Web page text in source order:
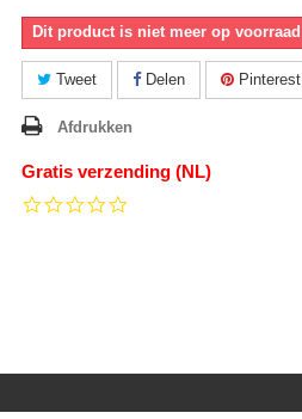
Dit product is niet meer op voorraad
Tweet Delen Pinterest
Afdrukken
Gratis verzending (NL)